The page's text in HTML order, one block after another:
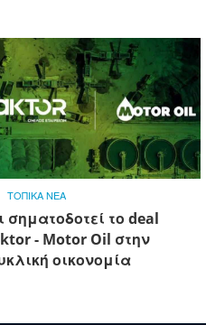
ΤΟΠΙΚΑ ΝΕΑ
σηματοδοτεί το deal
- Motor Oil στην
οικονομία